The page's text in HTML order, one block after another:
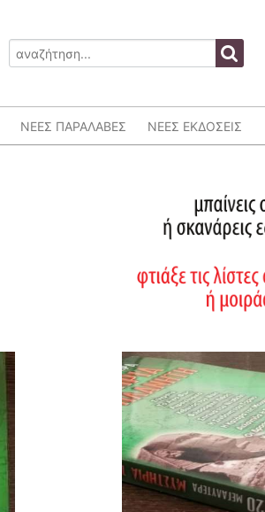
ΝΕΕΣ ΠΑΡΑΛΑΒΕΣ ΝΕΕΣ ΕΚΔΟΣΕΙΣ